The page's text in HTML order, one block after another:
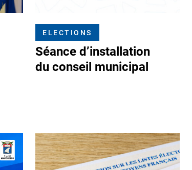
ELECTIONS
Séance d’installation
du conseil municipal